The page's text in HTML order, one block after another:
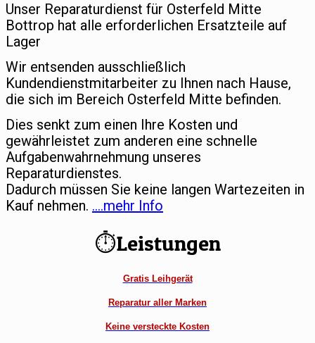
Unser Reparaturdienst für Osterfeld Mitte
Bottrop hat alle erforderlichen Ersatzteile auf
Lager
Wir entsenden ausschließlich
Kundendienstmitarbeiter zu Ihnen nach Hause,
die sich im Bereich Osterfeld Mitte befinden.
Dies senkt zum einen Ihre Kosten und
gewährleistet zum anderen eine schnelle
Aufgabenwahrnehmung unseres
Reparaturdienstes.
Dadurch müssen Sie keine langen Wartezeiten in
Kauf nehmen. ….mehr Info
⏱Leistungen
Gratis Leihgerät
Reparatur aller Marken
Keine versteckte Kosten